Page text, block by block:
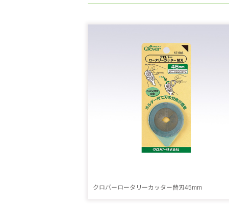
クロバーロータリーカッター替刃45mm